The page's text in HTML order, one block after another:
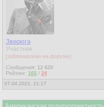
Зверюга
Участник
[заблокирован на форуме]
Сообщения: 12 620
Рейтинг: 165 / 24
07.04.2021, 21:17